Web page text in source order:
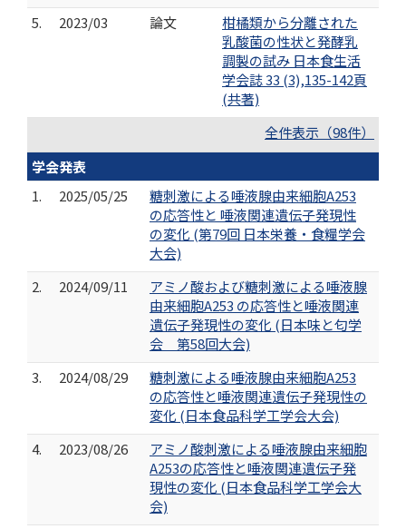
5.
2023/03 論文
柑橘類から分離された
乳酸菌の性状と発酵乳
調製の試み 日本食生活
学会誌 33 (3),135-142頁
(共著)
全件表示（98件）
学会発表
1.
2025/05/25
糖刺激による唾液腺由来細胞A253
の応答性と 唾液関連遺伝子発現性
の変化 (第79回 日本栄養・食糧学会
大会)
2.
2024/09/11
アミノ酸および糖刺激による唾液腺
由来細胞A253 の応答性と唾液関連
遺伝⼦発現性の変化 (日本味と匂学
会 第58回大会)
3.
2024/08/29
糖刺激による唾液腺由来細胞A253
の応答性と唾液関連遺伝子発現性の
変化 (日本食品科学工学会大会)
4.
2023/08/26
アミノ酸刺激による唾液腺由来細胞
A253の応答性と唾液関連遺伝子発
現性の変化 (日本食品科学工学会大
会)